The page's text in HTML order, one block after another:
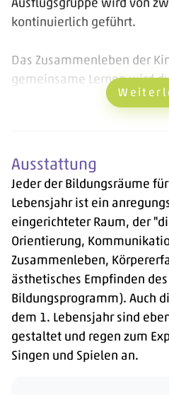
kontinuierlich geführt.
Das Zusammenleben der
gemeinsame Lernen wird
begleitet. Einige
Zusatzqualifikation zur
und betreuen somit auch
Bedürfnissen.
In unserem verwilderten
Garten) steht ein kleines
in Begleitung einer
Spiele. Jeder Spielbereich
inidviduellen Erlebnissen
sich selbstständig
Bereichen:
- Wasserspiel
- Spieldorf
Ausstattung
Jeder der Bildungsräume
Lebensjahr ist ein
eingerichteter Raum, der
Orientierung,
Zusammenleben,
ästhetisches Empfinden
Bildungsprogramm). Auch
dem 1. Lebensjahr sind
gestaltet und regen zum
Singen und Spielen an.